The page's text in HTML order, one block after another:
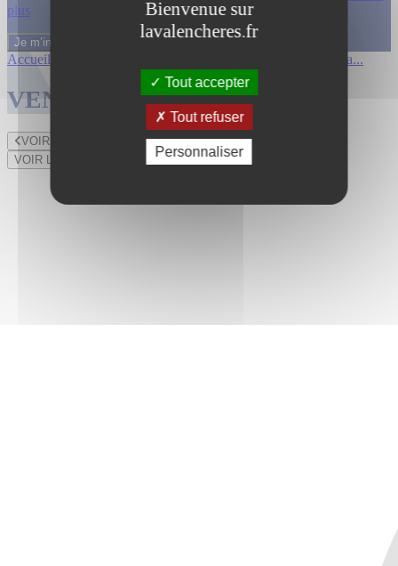
plus
Accueil Affiches cinema...
VENTES TERMINÉES
VOIR LE LOT PRÉCÉDENT
VOIR LE LOT SUIVANT
Bienvenue sur
lavalencheres.fr
Tout accepter
Tout refuser
Personnaliser